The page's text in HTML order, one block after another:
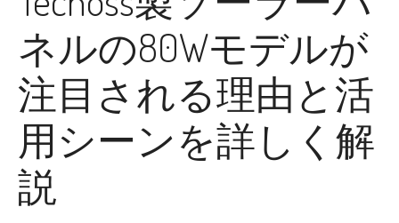
ネルの80Wモデルが
注目される理由と活
用シーンを詳しく解
説